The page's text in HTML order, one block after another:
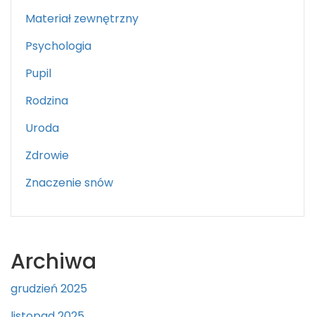
Materiał zewnętrzny
Psychologia
Pupil
Rodzina
Uroda
Zdrowie
Znaczenie snów
Archiwa
grudzień 2025